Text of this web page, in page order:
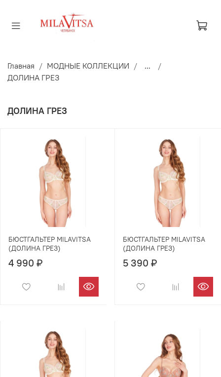
Главная МОДНЫЕ КОЛЛЕКЦИИ
...
ДОЛИНА ГРЕЗ
ДОЛИНА ГРЕЗ
БЮСТГАЛЬТЕР MILAVITSA
(ДОЛИНА ГРЕЗ)
4 990 ₽
БЮСТГАЛЬТЕР MILAVITSA
(ДОЛИНА ГРЕЗ)
5 390 ₽